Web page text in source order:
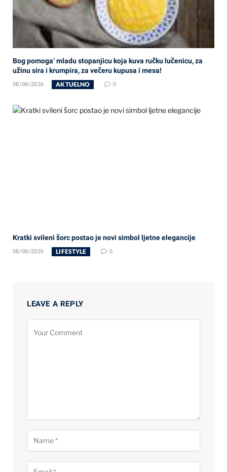
Bog pomoga’ mladu stopanjicu koja kuva ručku lučenicu, za
užinu sira i krumpira, za večeru kupusa i mesa!
08/08/2026 AKTUELNO 0
Kratki svileni šorc postao je novi simbol ljetne elegancije
08/08/2026 LIFESTYLE 0
LEAVE A REPLY